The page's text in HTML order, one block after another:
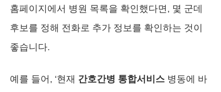
홈페이지에서 병원 목록을 확인했다면, 몇 군데
후보를 정해 전화로 추가 정보를 확인하는 것이
좋습니다.
예를 들어, ‘현재 간호간병 통합서비스 병동에 바